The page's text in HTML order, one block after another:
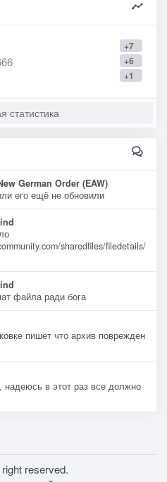
+7
+6
+1
статистика
German Order (EAW)
его ещё не обновили
sharedfiles/filedetails/
файла ради бога
пишет что архив поврежден
в этот раз все должно
reserved.